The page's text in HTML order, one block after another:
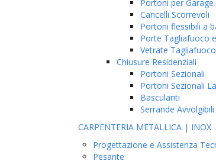
Portoni per Garage
Cancelli Scorrevoli
Portoni flessibili a
Porte Tagliafuoco
Vetrate Tagliafuoco
Chiusure Residenziali
Portoni Sezionali
Portoni Sezionali
Basculanti
Serrande Avvolgibili
CARPENTERIA METALLICA | INOX
Progettazione e Assistenza
Pesante